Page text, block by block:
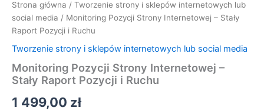
Strona główna / Tworzenie strony i sklepów internetowych lub
social media / Monitoring Pozycji Strony Internetowej – Stały
Raport Pozycji i Ruchu
Tworzenie strony i sklepów internetowych lub social media
Monitoring Pozycji Strony Internetowej –
Stały Raport Pozycji i Ruchu
1 499,00 zł